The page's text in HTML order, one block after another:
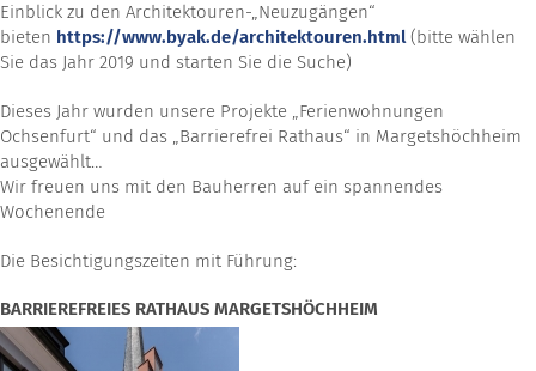
Ein­blick zu den Archi­tektou­ren-„Neu­zu­gän­gen“
bieten https://www.byak.de/archi­tek­tou­ren.html(bitte wählen
Sie das Jahr 2019 und star­ten Sie die Suche)
Dieses Jahr wurden unsere Projekte „Ferienwohnungen
Ochsenfurt“ und das „Barrierefrei Rathaus“ in Margetshöchheim
ausgewählt…
Wir freuen uns mit den Bauherren auf ein spannendes
Wochenende
Die Besichtigungszeiten mit Führung:
BARRIEREFREIES RATHAUS MARGETSHÖCHHEIM